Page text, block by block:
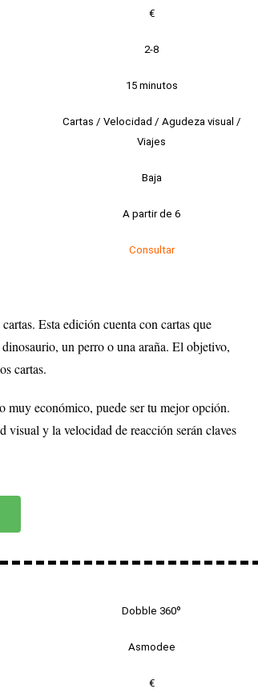
€
2-8
15 minutos
Cartas / Velocidad / Agudeza visual /
Viajes
Baja
A partir de 6
Consultar
Esta edición cuenta con cartas que
un perro o una araña. El objetivo,
cartas.
muy económico, puede ser tu mejor opción.
y la velocidad de reacción serán claves
Dobble 360º
Asmodee
€